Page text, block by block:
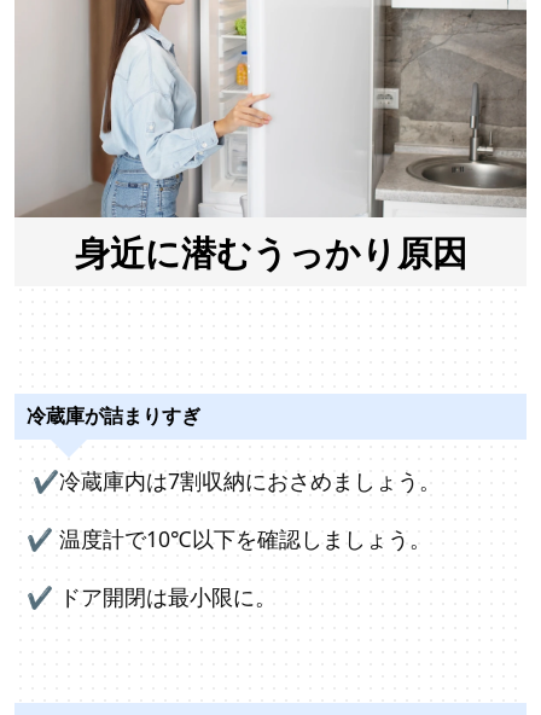
身近に潜むうっかり原因
冷蔵庫が詰まりすぎ
✔冷蔵庫内は7割収納におさめましょう。
✔ 温度計で10℃以下を確認しましょう。
✔ ドア開閉は最小限に。